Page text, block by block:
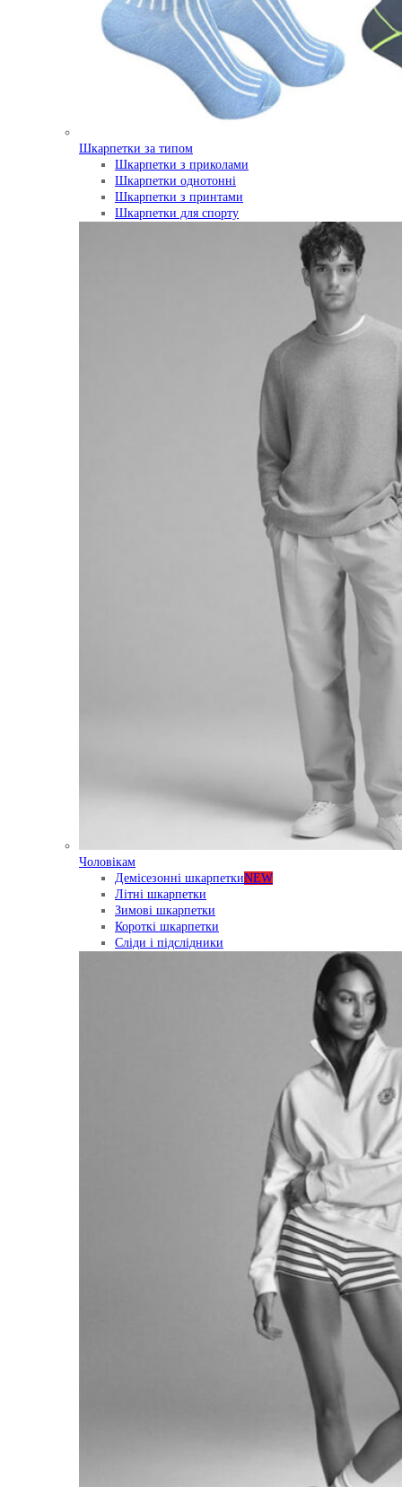
Шкарпетки за типом
Шкарпетки з приколами
Шкарпетки однотонні
Шкарпетки з принтами
Шкарпетки для спорту
Чоловікам
Демісезонні шкарпеткиNEW
Літні шкарпетки
Зимові шкарпетки
Короткі шкарпетки
Сліди і підслідники